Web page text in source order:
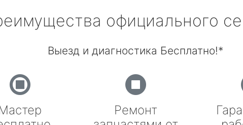
официального
Выезд и диагностика Бесплатно!*
Ремонт